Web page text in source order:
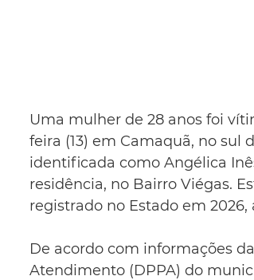
Uma mulher de 28 anos foi
feira (13) em Camaquã, no sul
identificada como Angélica
residência, no Bairro Viégas.
registrado no Estado em
De acordo com informações
Atendimento (DPPA) do